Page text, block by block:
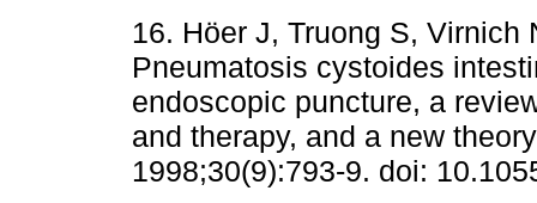
16. Höer J, Truong S,
Pneumatosis cystoides
endoscopic puncture, a
and therapy, and a new
1998;30(9):793-9. doi: